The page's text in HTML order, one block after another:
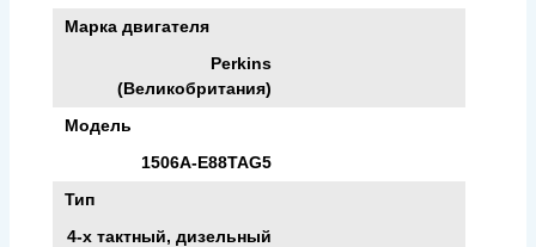
Марка двигателя
Perkins
(Великобритания)
Модель
1506A-E88TAG5
Тип
4-х тактный, дизельный